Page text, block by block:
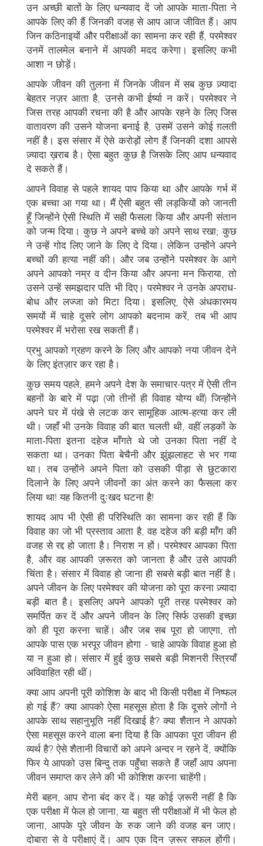
उन अच्छी बातों के लिए धन्यवाद दें जो आपके माता-पिता ने
आपके लिए की हैं जिनकी वजह से आप आज जीवित हैं। आप
जिन कठिनाइयों और परीक्षाओं का सामना कर रही हैं, परमेश्वर
उनमें तालमेल बनाने में आपकी मदद करेगा। इसलिए कभी
आशा न छोड़ें।
आपके जीवन की तुलना में जिनके जीवन में सब कुछ ज़्यादा
बेहतर नज़र आता है, उनसे कभी ईर्ष्या न करें। परमेश्वर ने
जिस तरह आपकी रचना की है और आपके रहने के लिए जिस
वातावरण की उसने योजना बनाई है, उसमें उसने कोई ग़लती
नहीं है। इस संसार में ऐसे करोड़ों लोग हैं जिनकी दशा आपसे
ज़्यादा ख़राब है। ऐसा बहुत कुछ है जिसके लिए आप धन्यवाद
दे सकते हैं।
आपने विवाह से पहले शायद पाप किया था और आपके गर्भ में
एक बच्चा आ गया था। मैं ऐसी बहुत सी लड़कियों को जानती
हूँ जिन्होंने ऐसी स्थिति में सही फैसला किया और अपनी संतान
को जन्म दिया। कुछ ने अपने बच्चे को अपने साथ रखा; कुछ
ने उन्हें गोद लिए जाने के लिए दे दिया। लेकिन उन्होंने अपने
बच्चों की हत्या नहीं की। और जब उन्होंने परमेश्वर के आगे
अपने आपको नम्र व दीन किया और अपना मन फिराया, तो
उसने उन्हें समझदार पति भी दिए। परमेश्वर ने उनके अपराध-
बोध और लज्जा को मिटा दिया। इसलिए, ऐसे अंधकारमय
समयों में चाहे दूसरे लोग आपको बदनाम करें, तब भी आप
परमेश्वर में भरोसा रख सकती हैं।
प्रभु आपको ग्रहण करने के लिए और आपको नया जीवन देने
के लिए इंतज़ार कर रहा है।
कुछ समय पहले, हमने अपने देश के समाचार-पत्र में ऐसी तीन
बहनों के बारे में पढ़ा (जो तीनों ही विवाह योग्य थीं) जिन्होंने
अपने घर में पंखे से लटक कर सामूहिक आत्म-हत्या कर ली
थी। जहाँ भी उनके विवाह की बात चलती थी, वहीं लड़कों के
माता-पिता इतना दहेज माँगते थे जो उनका पिता नहीं दे
सकता था। उनका पिता बेचैनी और झुंझलाहट से भर गया
था। तब उन्होंने अपने पिता को उसकी पीड़ा से छुटकारा
दिलाने के लिए अपने जीवनों का अंत करने का फैसला कर
लिया था! यह कितनी दुःखद घटना है!
शायद आप भी ऐसी ही परिस्थिति का सामना कर रही हैं कि
विवाह का जो भी प्रस्ताव आता है, वह दहेज की बड़ी माँग की
वजह से रद्द हो जाता है। निराश न हों। परमेश्वर आपका पिता
है, और वह आपकी ज़रूरत को जानता है और उसे आपकी
चिंता है। संसार में विवाह हो जाना ही सबसे बड़ी बात नहीं है।
अपने जीवन के लिए परमेश्वर की योजना को पूरा करना ज़्यादा
बड़ी बात है। इसलिए अपने आपको पूरी तरह परमेश्वर को
समर्पित कर दें और अपने जीवन के लिए सिर्फ उसकी इच्छा
को ही पूरा करना चाहें। और जब सब पूरा हो जाएगा, तो
आपके पास एक भरपूर जीवन होगा - चाहे आपके विवाह हुआ हो
या न हुआ हो। संसार में हुई कुछ सबसे बड़ी मिशनरी स्त्रियाँ
अविवाहित रही थीं।
क्या आप अपनी पूरी कोशिश के बाद भी किसी परीक्षा में निष्फल
हो गई हैं? क्या आपको ऐसा महसूस होता है कि दूसरे लोगों ने
आपके साथ सहानुभूति नहीं दिखाई है? क्या शैतान ने आपको
ऐसा महसूस करने वाला बना दिया है कि आपका पूरा जीवन ही
व्यर्थ है? ऐसे शैतानी विचारों को अपने अन्दर न रहने दें, क्योंकि
फिर ये आपको उस बिन्दु तक पहुँचा सकते हैं जहाँ आप अपना
जीवन समाप्त कर लेने की भी कोशिश करना चाहेंगी।
मेरी बहन, आप रोना बंद कर दें। यह कोई ज़रूरी नहीं है कि
एक परीक्षा में फेल हो जाना, या बहुत सी परीक्षाओं में भी फेल हो
जाना, आपके पूरे जीवन के रुक जाने की वजह बन जाए।
दोबारा से वे परीक्षाएं दें। आप एक दिन ज़रूर सफल होंगी।